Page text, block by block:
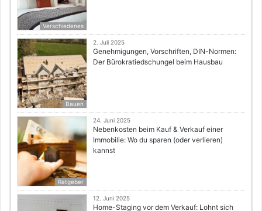
Verschiedenes
Bauen
2. Juli 2025
Genehmigungen, Vorschriften, DIN-Normen:
Der Bürokratiedschungel beim Hausbau
Ratgeber
24. Juni 2025
Nebenkosten beim Kauf & Verkauf einer
Immobilie: Wo du sparen (oder verlieren)
kannst
12. Juni 2025
Home-Staging vor dem Verkauf: Lohnt sich